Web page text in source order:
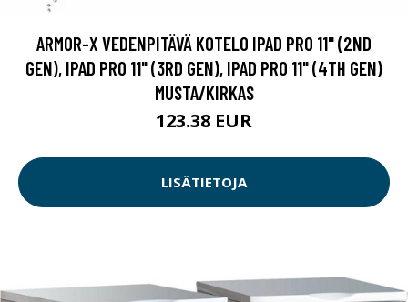
ARMOR-X VEDENPITÄVÄ KOTELO IPAD PRO 11" (2ND
GEN), IPAD PRO 11" (3RD GEN), IPAD PRO 11" (4TH GEN)
MUSTA/KIRKAS
123.38 EUR
LISÄTIETOJA